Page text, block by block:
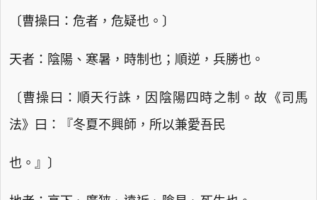
〔曹操曰：危者，危疑也。〕
天者：陰陽、寒暑，時制也；順逆，兵勝也。
〔曹操曰：順天行誅，因陰陽四時之制。故《司馬
法》曰：『冬夏不興師，所以兼愛吾民
也。』〕